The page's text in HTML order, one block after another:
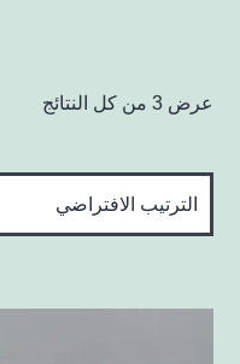
عرض ⁦3⁩ من كل النتائج